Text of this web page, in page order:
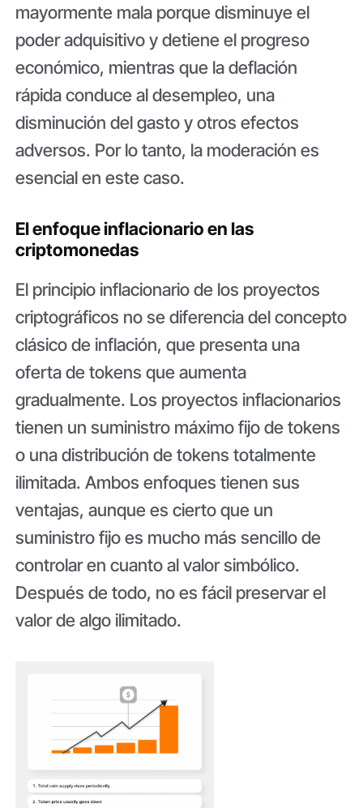
mayormente mala porque disminuye el
poder adquisitivo y detiene el progreso
económico, mientras que la deflación
rápida conduce al desempleo, una
disminución del gasto y otros efectos
adversos. Por lo tanto, la moderación es
esencial en este caso.
El enfoque inflacionario en las
criptomonedas
El principio inflacionario de los proyectos
criptográficos no se diferencia del concepto
clásico de inflación, que presenta una
oferta de tokens que aumenta
gradualmente. Los proyectos inflacionarios
tienen un suministro máximo fijo de tokens
o una distribución de tokens totalmente
ilimitada. Ambos enfoques tienen sus
ventajas, aunque es cierto que un
suministro fijo es mucho más sencillo de
controlar en cuanto al valor simbólico.
Después de todo, no es fácil preservar el
valor de algo ilimitado.